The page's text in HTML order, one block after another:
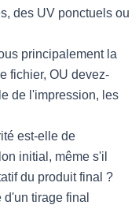
des UV ponctuels ou
principalement la
fichier, OU devez-
de l'impression, les
est-elle de
initial, même s'il
du produit final ?
tirage final